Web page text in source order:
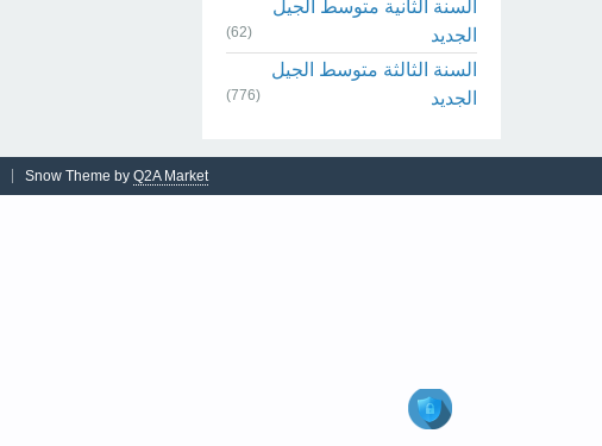
السنة الثانية متوسط الجيل
الجديد
(62)
السنة الثالثة متوسط الجيل
الجديد
(776)
Snow Theme by Q2A Market